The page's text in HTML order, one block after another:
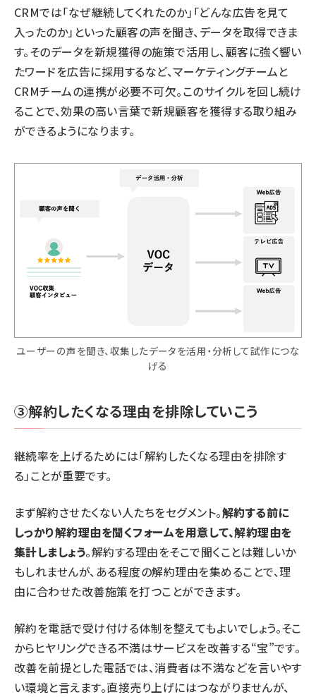
CRMでは「なぜ継続してくれたのか」「どんな広告を見て
入ったのか」といった顧客の声を聞き、データを取得できま
す。そのデータを新規獲得の施策で活用し、顧客に強く響い
たワードを広告に採用するなど、マーケティングチームと
CRMチームの連携が必要不可欠。このサイクルを回し続け
ることで、効果の高い言葉で新規顧客を獲得する取り組み
ができるようになります。
ユーザーの声を聞き、収集したデータを活用・分析して試作につな
げる
③解約したくなる理由を排除していこう
継続率を上げるためには「解約したくなる理由を排除す
る」ことが重要です。
まず解約させたくない人たちをセグメント。解約する前に
しっかり解約理由を聞くフォームを用意して、解約理由を
集計しましょう。解約する理由をそこで聞くことは難しいか
もしれませんが、ある程度の解約理由を集めることで、理
由に合わせた改善施策を打つことができます。
解約を電話で受け付ける体制を整えてもよいでしょう。そこ
からヒヤリングできる不満はサービスを改善する“宝”です。
改善を前提とした電話では、消費者は不満などを言いやす
い環境と言えます。直接売り上げにはつながりませんが、